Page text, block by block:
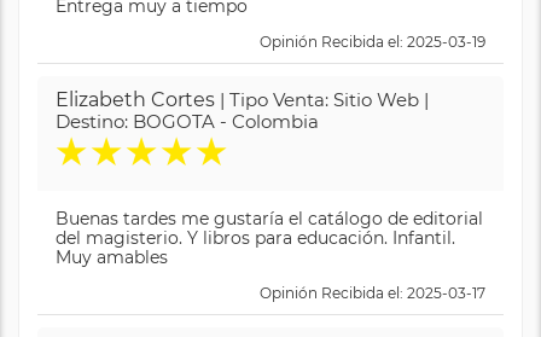
Entrega muy a tiempo
Opinión Recibida el: 2025-03-19
Elizabeth Cortes | Tipo Venta: Sitio Web |
Destino: BOGOTA - Colombia
★★★★★
Buenas tardes me gustaría el catálogo de editorial
del magisterio. Y libros para educación. Infantil.
Muy amables
Opinión Recibida el: 2025-03-17